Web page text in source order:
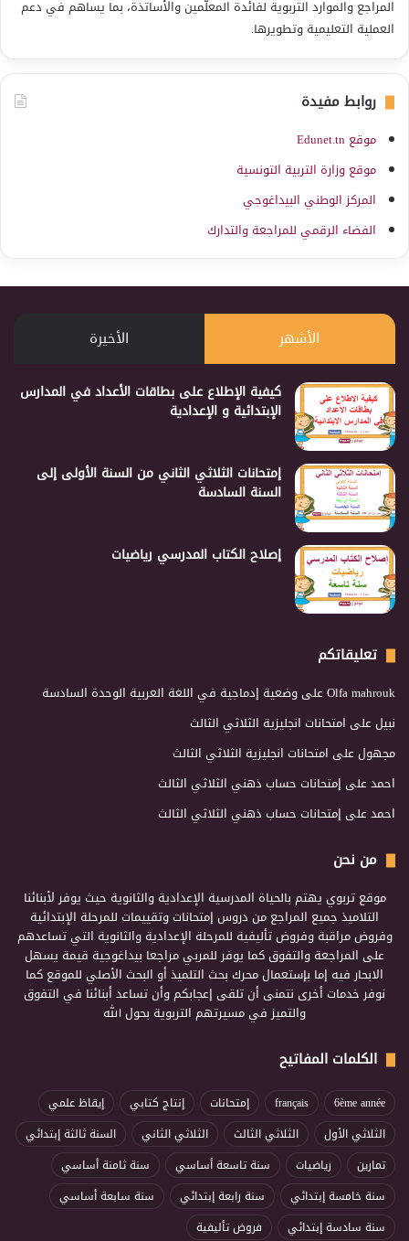
المراجع والموارد التربوية لفائدة المعلّمين والأساتذة، بما يساهم في دعم
العملية التعليمية وتطويرها.
روابط مفيدة
موقع Edunet.tn
موقع وزارة التربية التونسية
المركز الوطني البيداغوجي
الفضاء الرقمي للمراجعة والتدارك
الأشهر الأخيرة
كيفية الإطلاع على بطاقات الأعداد في المدارس
الإبتدائية و الإعدادية
إمتحانات الثلاثي الثاني من السنة الأولى إلى
السنة السادسة
إصلاح الكتاب المدرسي رياضيات
تعليقاتكم
Olfa mahroukعلى وضعية إدماجية في اللغة العربية الوحدة السادسة
نبيلعلى امتحانات انجليزية الثلاثي الثالث
مجهولعلى امتحانات انجليزية الثلاثي الثالث
احمدعلى إمتحانات حساب ذهني الثلاثي الثالث
احمدعلى إمتحانات حساب ذهني الثلاثي الثالث
من نحن
موقع تربوي يهتم بالحياة المدرسية الإعدادية والثانوية حيث يوفر لأبنائنا
التلاميذ جميع المراجع من دروس إمتحانات وتقييمات للمرحلة الإبتدائية
وفروض مراقبة وفروض تأليفية للمرحلة الإعدادية والثانوية التي تساعدهم
على المراجعة والتفوق كما يوفر للمربي مراجعا بيداغوجية قيمة يسهل
الابحار فيه إما بإستعمال محرك بحث التلميذ أو البحث الأصلي للموقع كما
نوفر خدمات أخرى نتمنى أن تلقى إعجابكم وأن تساعد أبنائنا في التفوق
والتميز في مسيرتهم التربوية بحول الله
الكلمات المفاتيح
6ème année
français إمتحانات إنتاج كتابي
إيقاظ علمي
الثلاثي الأول
الثلاثي الثالث الثلاثي الثاني
السنة ثالثة إبتدائي
تمارين
رياضيات سنة تاسعة أساسي
سنة ثامنة أساسي
سنة خامسة إبتدائي
سنة رابعة إبتدائي
سنة سابعة أساسي
سنة سادسة إبتدائي
فروض تأليفية